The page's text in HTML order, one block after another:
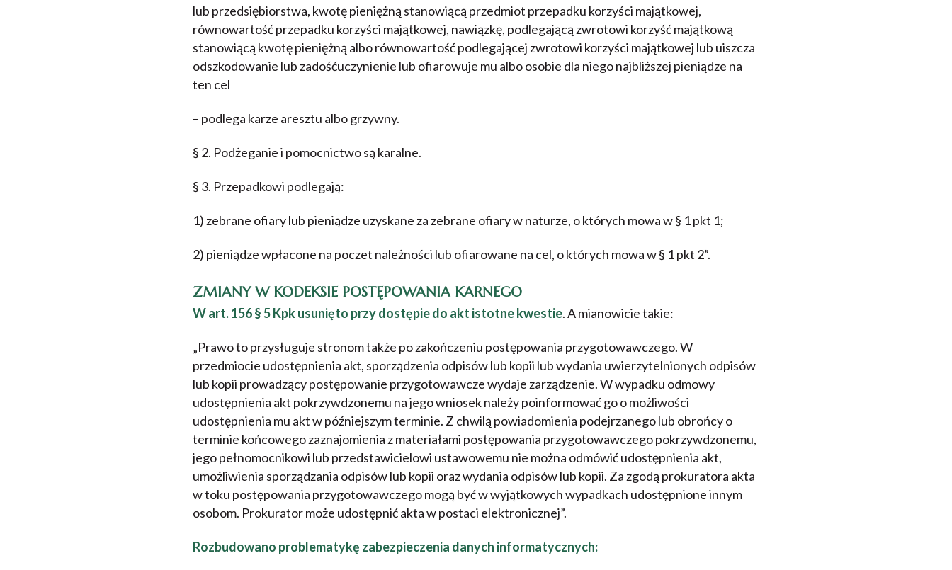
lub przedsiębiorstwa, kwotę pieniężną stanowiącą przedmiot przepadku korzyści majątkowej,
równowartość przepadku korzyści majątkowej, nawiązkę, podlegającą zwrotowi korzyść majątkową
stanowiącą kwotę pieniężną albo równowartość podlegającej zwrotowi korzyści majątkowej lub uiszcza
odszkodowanie lub zadośćuczynienie lub ofiarowuje mu albo osobie dla niego najbliższej pieniądze na
ten cel
– podlega karze aresztu albo grzywny.
§ 2. Podżeganie i pomocnictwo są karalne.
§ 3. Przepadkowi podlegają:
1) zebrane ofiary lub pieniądze uzyskane za zebrane ofiary w naturze, o których mowa w § 1 pkt 1;
2) pieniądze wpłacone na poczet należności lub ofiarowane na cel, o których mowa w § 1 pkt 2”.
ZMIANY W KODEKSIE POSTĘPOWANIA KARNEGO
W art. 156 § 5 Kpk usunięto przy dostępie do akt istotne kwestie. A mianowicie takie:
„Prawo to przysługuje stronom także po zakończeniu postępowania przygotowawczego. W
przedmiocie udostępnienia akt, sporządzenia odpisów lub kopii lub wydania uwierzytelnionych odpisów
lub kopii prowadzący postępowanie przygotowawcze wydaje zarządzenie. W wypadku odmowy
udostępnienia akt pokrzywdzonemu na jego wniosek należy poinformować go o możliwości
udostępnienia mu akt w późniejszym terminie. Z chwilą powiadomienia podejrzanego lub obrońcy o
terminie końcowego zaznajomienia z materiałami postępowania przygotowawczego pokrzywdzonemu,
jego pełnomocnikowi lub przedstawicielowi ustawowemu nie można odmówić udostępnienia akt,
umożliwienia sporządzania odpisów lub kopii oraz wydania odpisów lub kopii. Za zgodą prokuratora akta
w toku postępowania przygotowawczego mogą być w wyjątkowych wypadkach udostępnione innym
osobom. Prokurator może udostępnić akta w postaci elektronicznej”.
Rozbudowano problematykę zabezpieczenia danych informatycznych: